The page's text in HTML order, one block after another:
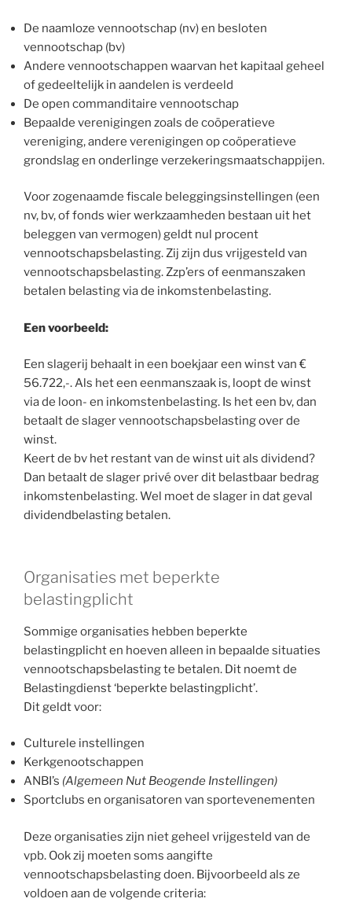
De naamloze vennootschap (nv) en besloten
vennootschap (bv)
Andere vennootschappen waarvan het kapitaal geheel
of gedeeltelijk in aandelen is verdeeld
De open commanditaire vennootschap
Bepaalde verenigingen zoals de coöperatieve
vereniging, andere verenigingen op coöperatieve
grondslag en onderlinge verzekeringsmaatschappijen.
Voor zogenaamde fiscale beleggingsinstellingen (een
nv, bv, of fonds wier werkzaamheden bestaan uit het
beleggen van vermogen) geldt nul procent
vennootschapsbelasting. Zij zijn dus vrijgesteld van
vennootschapsbelasting. Zzp’ers of eenmanszaken
betalen belasting via de inkomstenbelasting.
Een voorbeeld:
Een slagerij behaalt in een boekjaar een winst van €
56.722,-. Als het een eenmanszaak is, loopt de winst
via de loon- en inkomstenbelasting. Is het een bv, dan
betaalt de slager vennootschapsbelasting over de
winst.
Keert de bv het restant van de winst uit als dividend?
Dan betaalt de slager privé over dit belastbaar bedrag
inkomstenbelasting. Wel moet de slager in dat geval
dividendbelasting betalen.
Organisaties met beperkte
belastingplicht
Sommige organisaties hebben beperkte
belastingplicht en hoeven alleen in bepaalde situaties
vennootschapsbelasting te betalen. Dit noemt de
Belastingdienst ‘beperkte belastingplicht’.
Dit geldt voor:
Culturele instellingen
Kerkgenootschappen
ANBI’s (Algemeen Nut Beogende Instellingen)
Sportclubs en organisatoren van sportevenementen
Deze organisaties zijn niet geheel vrijgesteld van de
vpb. Ook zij moeten soms aangifte
vennootschapsbelasting doen. Bijvoorbeeld als ze
voldoen aan de volgende criteria: